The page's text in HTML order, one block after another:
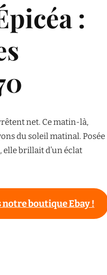
:
net. Ce matin-là,
du soleil matinal. Posée
elle brillait d’un éclat
boutique Ebay !